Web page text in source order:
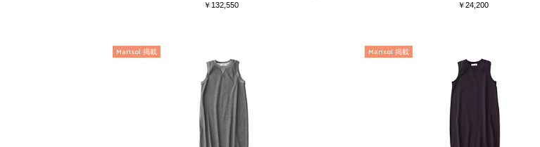
￥132,550 ￥24,200
Marisol 掲載 Marisol 掲載